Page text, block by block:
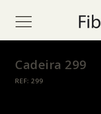
Cadeira 299
REF: 299